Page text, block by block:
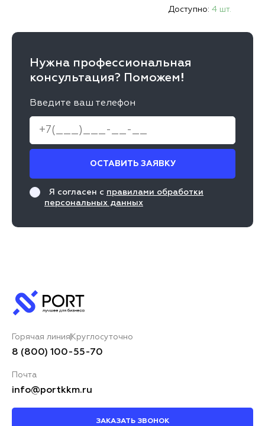
Доступно: 4 шт.
Нужна профессиональная
консультация? Поможем!
Введите ваш телефон
ОСТАВИТЬ ЗАЯВКУ
Я согласен с правилами обработки
персональных данных
Горячая линия Круглосуточно
8 (800) 100-55-70
Почта
info@portkkm.ru
ЗАКАЗАТЬ ЗВОНОК